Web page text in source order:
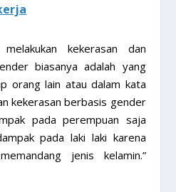
kekerasan dan
biasanya adalah yang
orang lain atau dalam kata
kekerasan berbasis gender
pada perempuan saja
pada laki laki karena
jenis kelamin.”